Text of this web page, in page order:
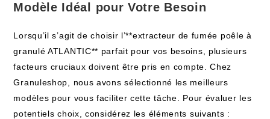
Modèle Idéal pour Votre Besoin
Lorsqu’il s’agit de choisir l’**extracteur de fumée poêle à
granulé ATLANTIC** parfait pour vos besoins, plusieurs
facteurs cruciaux doivent être pris en compte. Chez
Granuleshop, nous avons sélectionné les meilleurs
modèles pour vous faciliter cette tâche. Pour évaluer les
potentiels choix, considérez les éléments suivants :